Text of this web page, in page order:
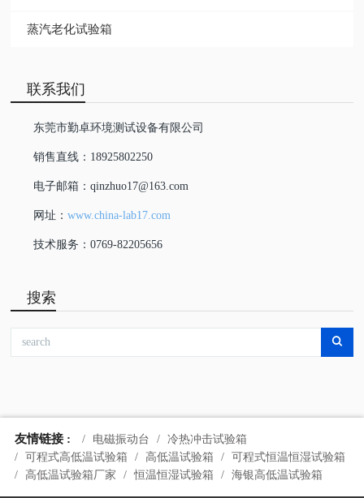
蒸汽老化试验箱
联系我们
东莞市勤卓环境测试设备有限公司
销售直线：18925802250
电子邮箱：qinzhuo17@163.com
网址：www.china-lab17.com
技术服务：0769-82205656
搜索
友情链接 : 电磁振动台
冷热冲击试验箱
可程式高低温试验箱
高低温试验箱
可程式恒温恒湿试验箱
高低温试验箱厂家
恒温恒湿试验箱 海银高低温试验箱